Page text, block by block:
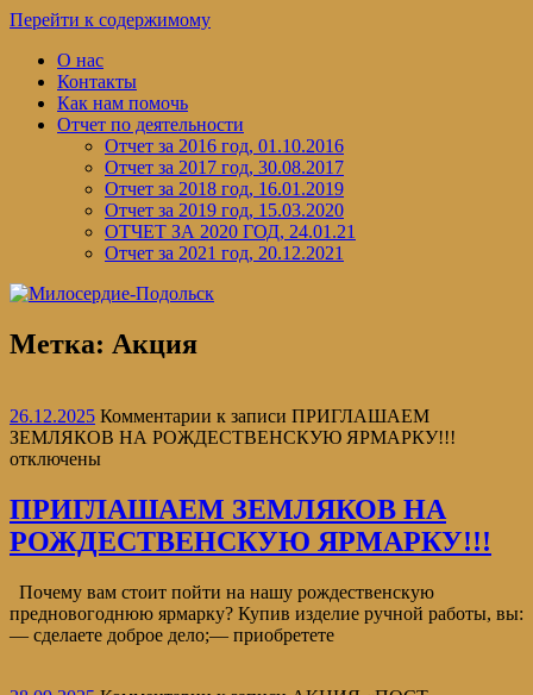
Перейти к содержимому
О нас
Контакты
Как нам помочь
Отчет по деятельности
Отчет за 2016 год, 01.10.2016
Отчет за 2017 год, 30.08.2017
Отчет за 2018 год, 16.01.2019
Отчет за 2019 год, 15.03.2020
ОТЧЕТ ЗА 2020 ГОД, 24.01.21
Отчет за 2021 год, 20.12.2021
Метка: Акция
26.12.2025 Комментарии к записи ПРИГЛАШАЕМ
ЗЕМЛЯКОВ НА РОЖДЕСТВЕНСКУЮ ЯРМАРКУ!!!
отключены
ПРИГЛАШАЕМ ЗЕМЛЯКОВ НА
РОЖДЕСТВЕНСКУЮ ЯРМАРКУ!!!
Почему вам стоит пойти на нашу рождественскую
предновогоднюю ярмарку? Купив изделие ручной работы, вы:
— сделаете доброе дело;— приобретете